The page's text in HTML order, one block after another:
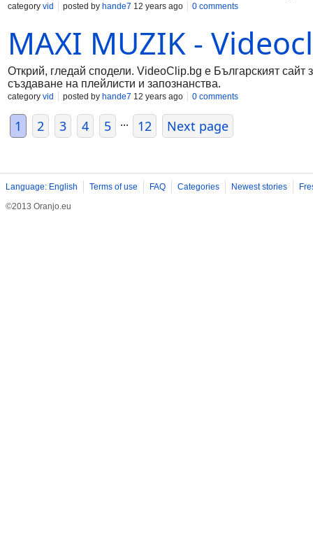
category vid posted by hande7 12 years ago 0 comments
MAXI MUZIK -
Открий, гледай сподели. VideoClip.bg е Българският
създаване на плейлисти и запознанства.
category vid posted by hande7 12 years ago 0 comments
1 2 3 4 5 ... 12 Next page
Language: English Terms of use FAQ Categories Newest stories
©2013 Oranjo.eu